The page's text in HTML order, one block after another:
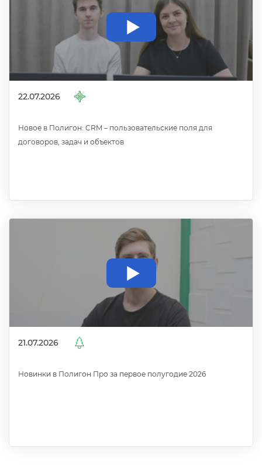
22.07.2026
Новое в Полигон: CRM – пользовательские поля для
договоров, задач и объекто
21.07.2026
Новинки в Полигон Про за первое полугодие 2026